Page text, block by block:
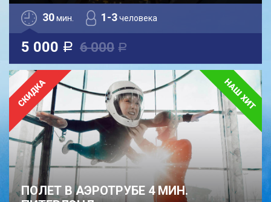
30мин. 1-3человека
5 000 a 6 000 a
ПОЛЕТ В АЭРОТРУБЕ 4 МИН.